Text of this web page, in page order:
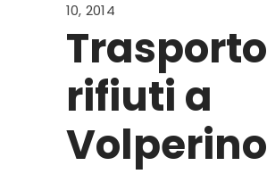
10, 2014
Trasporto
rifiuti a
Volperino